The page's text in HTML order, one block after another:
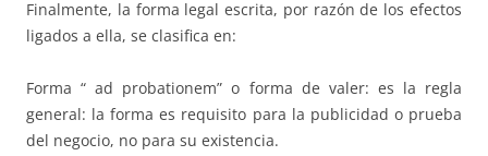
Finalmente, la forma legal escrita, por razón de los efectos
ligados a ella, se clasifica en:
Forma “ ad probationem” o forma de valer: es la regla
general: la forma es requisito para la publicidad o prueba
del negocio, no para su existencia.